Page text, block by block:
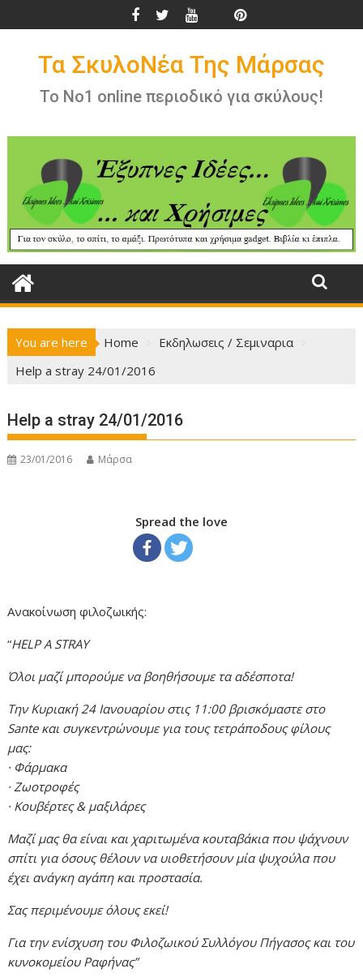
to
Τα ΣκυλοΝέα Της Μάρσας
Το Νο1 online περιοδικό για σκύλους!
You are here Home
Εκδηλωσεις / Σεμιναρια
Help a stray 24/01/2016
Help a stray 24/01/2016
23/01/2016 Μάρσα
Spread the love
Ανακοίνωση φιλοζωικής:
“HELP A STRAY
Όλοι μαζί μπορούμε να βοηθήσουμε τα αδέσποτα!
Την Κυριακή 24 Ιανουαρίου στις 11:00 βρισκόμαστε στο
Sante και συγκεντρώνουμε για τους τετράποδους φίλους
μας:
· Φάρμακα
· Ζωοτροφές
· Κουβέρτες & μαξιλάρες
Μαζί μας θα είναι και χαριτωμένα κουταβάκια που ψάχνουν
σπίτι για όσους θέλουν να υιοθετήσουν μία ψυχούλα που
έχει ανάγκη αγάπη και προστασία.
Σας περιμένουμε όλους εκεί!
Για την ενίσχυση του Φιλοζωικού Συλλόγου Πήγασος και του
κυνοκομείου Ραφήνας”